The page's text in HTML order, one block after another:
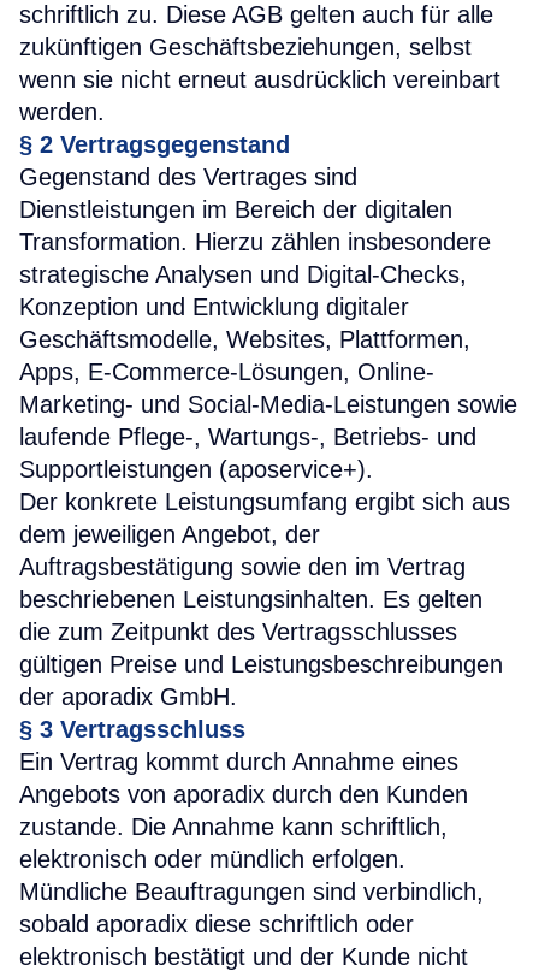
schriftlich zu. Diese AGB gelten auch für alle
zukünftigen Geschäftsbeziehungen, selbst
wenn sie nicht erneut ausdrücklich vereinbart
werden.
§ 2 Vertragsgegenstand
Gegenstand des Vertrages sind
Dienstleistungen im Bereich der digitalen
Transformation. Hierzu zählen insbesondere
strategische Analysen und Digital-Checks,
Konzeption und Entwicklung digitaler
Geschäftsmodelle, Websites, Plattformen,
Apps, E-Commerce-Lösungen, Online-
Marketing- und Social-Media-Leistungen sowie
laufende Pflege-, Wartungs-, Betriebs- und
Supportleistungen (aposervice+).
Der konkrete Leistungsumfang ergibt sich aus
dem jeweiligen Angebot, der
Auftragsbestätigung sowie den im Vertrag
beschriebenen Leistungsinhalten. Es gelten
die zum Zeitpunkt des Vertragsschlusses
gültigen Preise und Leistungsbeschreibungen
der aporadix GmbH.
§ 3 Vertragsschluss
Ein Vertrag kommt durch Annahme eines
Angebots von aporadix durch den Kunden
zustande. Die Annahme kann schriftlich,
elektronisch oder mündlich erfolgen.
Mündliche Beauftragungen sind verbindlich,
sobald aporadix diese schriftlich oder
elektronisch bestätigt und der Kunde nicht